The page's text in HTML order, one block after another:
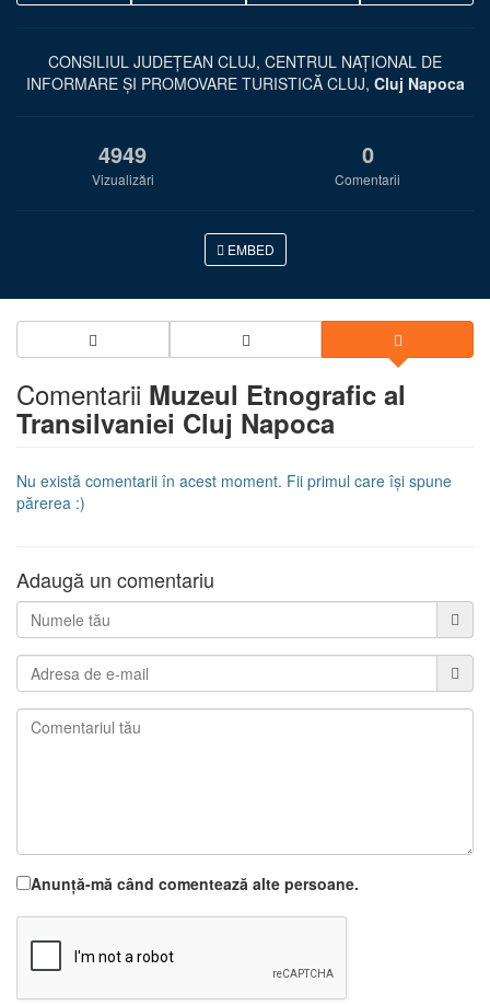
CONSILIUL JUDEȚEAN CLUJ, CENTRUL NAȚIONAL DE
INFORMARE ȘI PROMOVARE TURISTICĂ CLUJ, Cluj Napoca
4949
Vizualizări
0
Comentarii
EMBED
Comentarii Muzeul Etnografic al
Transilvaniei Cluj Napoca
Nu există comentarii în acest moment. Fii primul care își spune
părerea :)
Adaugă un comentariu
Anunță-mă când comentează alte persoane.